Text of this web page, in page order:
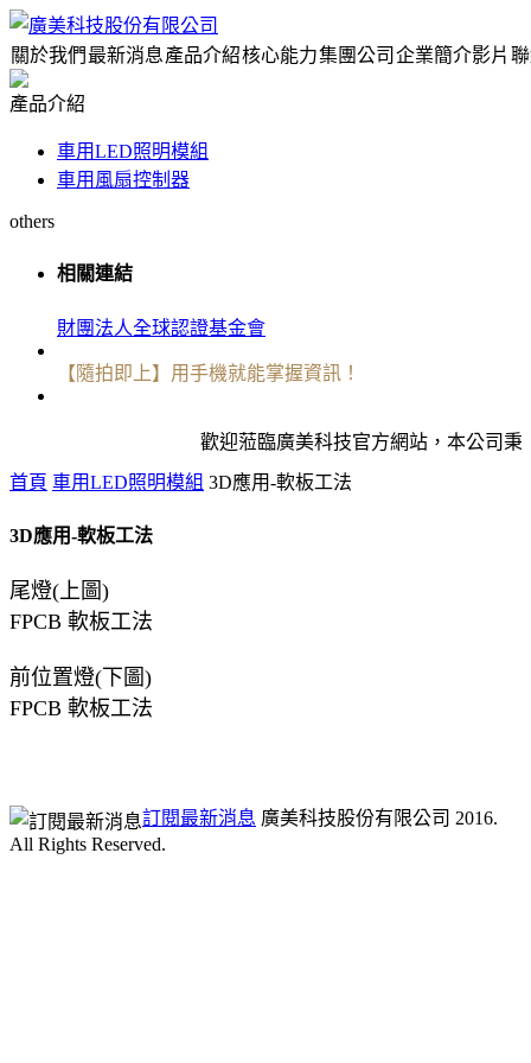
關於我們 最新消息產品介紹核心能力集團公司 企業簡介影片
產品介紹
車用LED照明模組
車用風扇控制器
others
相關連結
財團法人全球認證基金會
【隨拍即上】用手機就能掌握資訊！
歡迎蒞臨廣美科技官方網站，本公司秉
首頁 車用LED照明模組 3D應用-軟板工法
3D應用-軟板工法
尾燈(上圖)
FPCB 軟板工法
前位置燈(下圖)
FPCB 軟板工法
訂閱最新消息 廣美科技股份有限公司 2016.
All Rights Reserved.